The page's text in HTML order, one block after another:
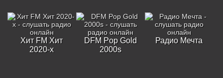
Хит FM Хит
2020-х
DFM Pop Gold
2000s
Радио Мечта